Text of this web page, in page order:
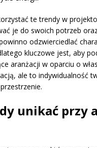
te trendy w
je do swoich potrzeb
odzwierciedlać
kluczowe jest, aby
aranżacji w oparciu o
ale to indywidualność
unikać przy